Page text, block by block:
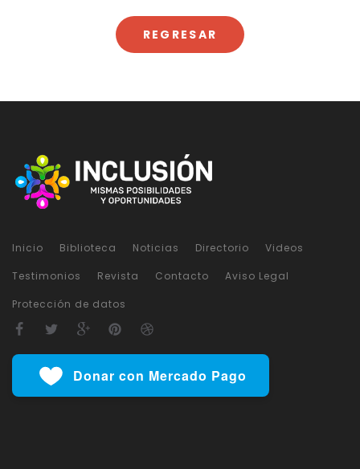
REGRESAR
Inicio Biblioteca Noticias Directorio Videos
Testimonios Revista Contacto Aviso Legal
Protección de datos
Donar con Mercado Pago